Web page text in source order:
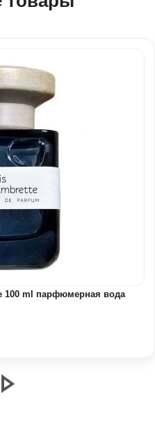
100 ml парфюмерная вода